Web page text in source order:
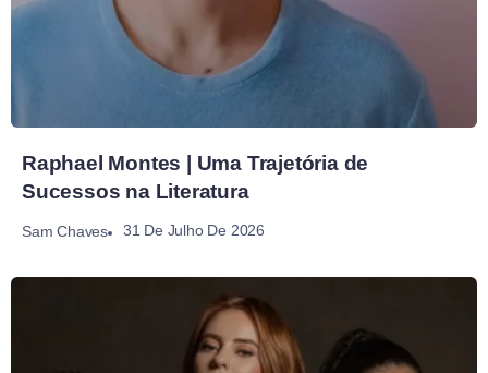
Raphael Montes | Uma Trajetória de
Sucessos na Literatura
Sam Chaves 31 De Julho De 2026